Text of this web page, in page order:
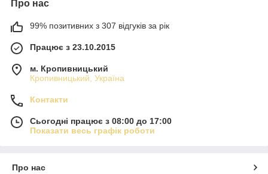
Про нас
99% позитивних з 307 відгуків за рік
Працює з 23.10.2015
м. Кропивницький
Кропивницький, Україна
Контакти
Сьогодні працює з 08:00 до 17:00
Показати весь графік роботи
Про нас